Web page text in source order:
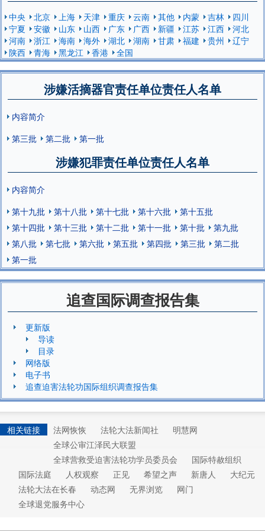
中央 北京 上海 天津 重庆 云南 其他 内蒙 吉林
四川
宁夏
安徽 山东 山西 广东 广西 新疆 江苏 江西
河北
河南
浙江 海南 海外 湖北 湖南 甘肃 福建 贵州
辽宁
陕西
青海 黑龙江 香港 全国
涉嫌活摘器官责任单位责任人名单
内容简介
第三批
第二批 第一批
涉嫌犯罪责任单位责任人名单
内容简介
第十九批
第十八批 第十七批 第十六批
第十五批
第十四批
第十三批 第十二批 第十一批 第十批
第九批
第八批
第七批 第六批 第五批 第四批 第三批
第二批
第一批
追查国际调查报告集
更新版
导读
目录
网络版
电子书
追查迫害法轮功国际组织调查报告集
相关链接 法网恢恢 法轮大法新闻社
明慧网
全球公审江泽民大联盟
全球营救受迫害法轮功学员委员会
国际特赦组织
国际法庭
人权观察 正见 希望之声 新唐人
大纪元
法轮大法在长春
动态网 无界浏览
网门
全球退党服务中心